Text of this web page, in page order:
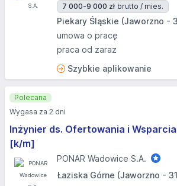
7 000-9 000 zł brutto / mies.
Piekary Śląskie (Jaworzno -
umowa o pracę
praca od zaraz
Szybkie aplikowanie
Inżynier ds. Ofertowania i
[k/m]
PONAR Wadowice S.A.
Łaziska Górne (Jaworzno -
Polecana
Wygasa za 2 dni